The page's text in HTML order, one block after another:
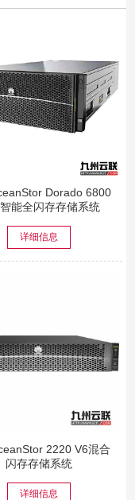
Dorado 6800
能全闪存存储系统
详细信息
2220 V6混合
闪存存储系统
详细信息